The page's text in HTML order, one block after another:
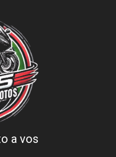
a vos